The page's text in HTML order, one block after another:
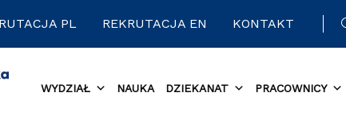
PL REKRUTACJA EN KONTAKT
WYDZIAŁ NAUKA DZIEKANAT PRACOWNICY